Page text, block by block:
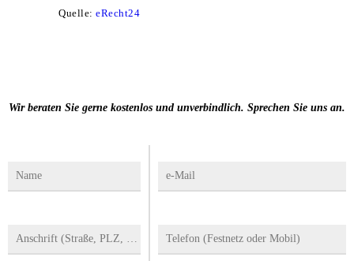
Quel­le: eRecht24
Wir beraten Sie gerne kostenlos und unverbindlich. Sprechen Sie uns an.